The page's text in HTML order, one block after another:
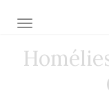
Toggle navigation